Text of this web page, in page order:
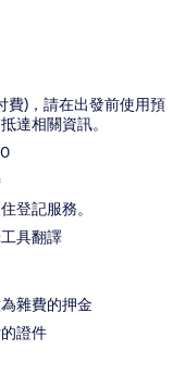
費)，請在出發前使用預
達相關資訊。
登記服務。
具翻譯
雜費的押金
證件